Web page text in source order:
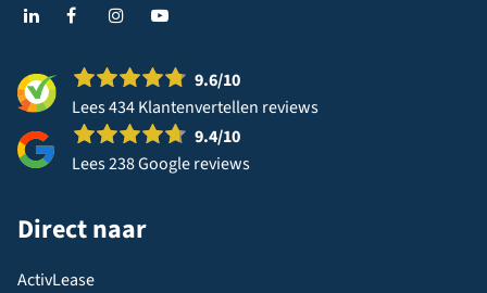
9.6/10
Lees 434 Klantenvertellen reviews
9.4/10
Lees 238 Google reviews
Direct naar
ActivLease